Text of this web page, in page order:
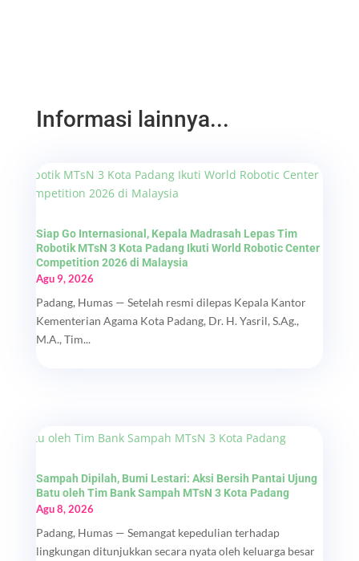
Informasi lainnya...
Siap Go Internasional, Kepala Madrasah Lepas Tim
Robotik MTsN 3 Kota Padang Ikuti World Robotic Center
Competition 2026 di Malaysia
Agu 9, 2026
Padang, Humas — Setelah resmi dilepas Kepala Kantor
Kementerian Agama Kota Padang, Dr. H. Yasril, S.Ag.,
M.A., Tim...
Sampah Dipilah, Bumi Lestari: Aksi Bersih Pantai Ujung
Batu oleh Tim Bank Sampah MTsN 3 Kota Padang
Agu 8, 2026
Padang, Humas — Semangat kepedulian terhadap
lingkungan ditunjukkan secara nyata oleh keluarga besar